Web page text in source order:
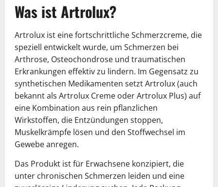
Was ist Artrolux?
Artrolux ist eine fortschrittliche Schmerzcreme, die
speziell entwickelt wurde, um Schmerzen bei
Arthrose, Osteochondrose und traumatischen
Erkrankungen effektiv zu lindern. Im Gegensatz zu
synthetischen Medikamenten setzt Artrolux (auch
bekannt als Artrolux Creme oder Artrolux Plus) auf
eine Kombination aus rein pflanzlichen
Wirkstoffen, die Entzündungen stoppen,
Muskelkrämpfe lösen und den Stoffwechsel im
Gewebe anregen.
Das Produkt ist für Erwachsene konzipiert, die
unter chronischen Schmerzen leiden und eine